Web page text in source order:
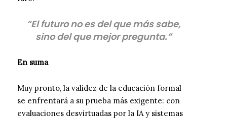
“El futuro no es del que más sabe,
sino del que mejor pregunta.”
En suma
Muy pronto, la validez de la educación formal
se enfrentará a su prueba más exigente: con
evaluaciones desvirtuadas por la IA y sistemas